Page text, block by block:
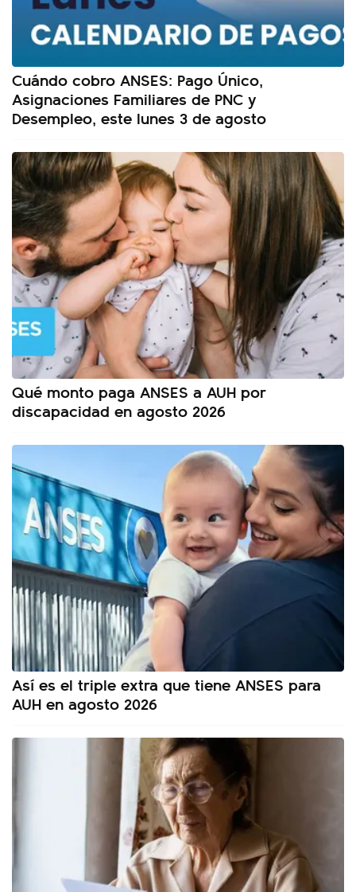
Cuándo cobro ANSES: Pago Único,
Asignaciones Familiares de PNC y
Desempleo, este lunes 3 de agosto
Qué monto paga ANSES a AUH por
discapacidad en agosto 2026
Así es el triple extra que tiene ANSES para
AUH en agosto 2026